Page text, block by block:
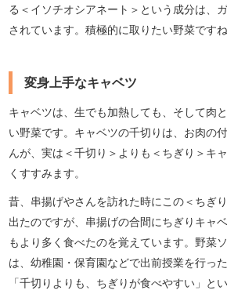
る＜イソチオシアネート＞という成分は、
されています。積極的に取りたい野菜ですね
変身上手なキャベツ
キャベツは、生でも加熱しても、そして肉
い野菜です。キャベツの千切りは、お肉の
んが、実は＜千切り＞よりも＜ちぎり＞キ
くすすみます。
昔、串揚げやさんを訪れた時にこの＜ちぎ
出たのですが、串揚げの合間にちぎりキャ
もより多く食べたのを覚えています。野菜
は、幼稚園・保育園などで出前授業を行っ
「千切りよりも、ちぎりが食べやすい」と